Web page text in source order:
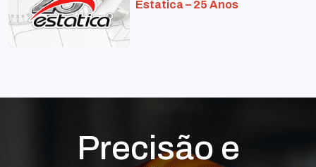
Estatica – 25 Anos
Precisão e